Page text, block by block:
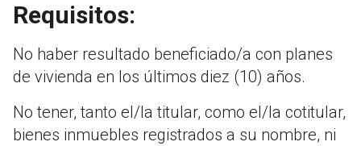
Requisitos:
No haber resultado beneficiado/a con planes
de vivienda en los últimos diez (10) años.
No tener, tanto el/la titular, como el/la cotitular,
bienes inmuebles registrados a su nombre, ni